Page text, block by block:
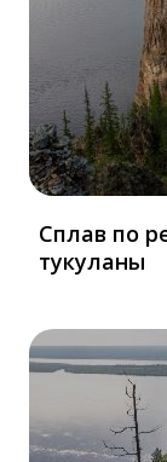
Сплав по
тукуланы